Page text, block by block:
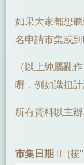
如果大家都想
名申請市集或
（以上純屬亂
嘢，例如識扭計
所有資料以主
市集日期 (按